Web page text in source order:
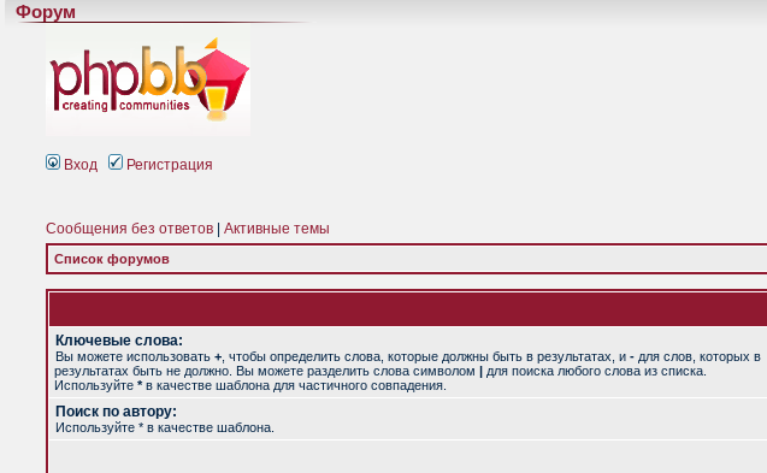
Форум
Вход Регистрация
Сообщения без ответов Активные темы
Список форумов
Ключевые слова:
Вы можете использовать + , чтобы определить слова, которые должны быть в результатах, и - для слов, которых в
результатах быть не должно. Вы можете разделить слова символом | для поиска любого слова из списка.
Используйте *в качестве шаблона для частичного совпадения.
Поиск по автору:
Используйте * в качестве шаблона.